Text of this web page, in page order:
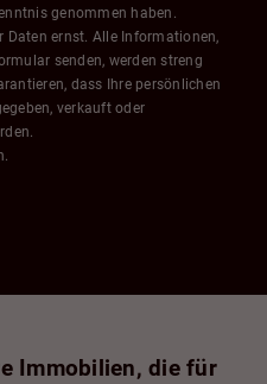
genommen haben.
Daten ernst. Alle Informationen,
senden, werden streng
dass Ihre persönlichen
verkauft oder
Immobilien, die für